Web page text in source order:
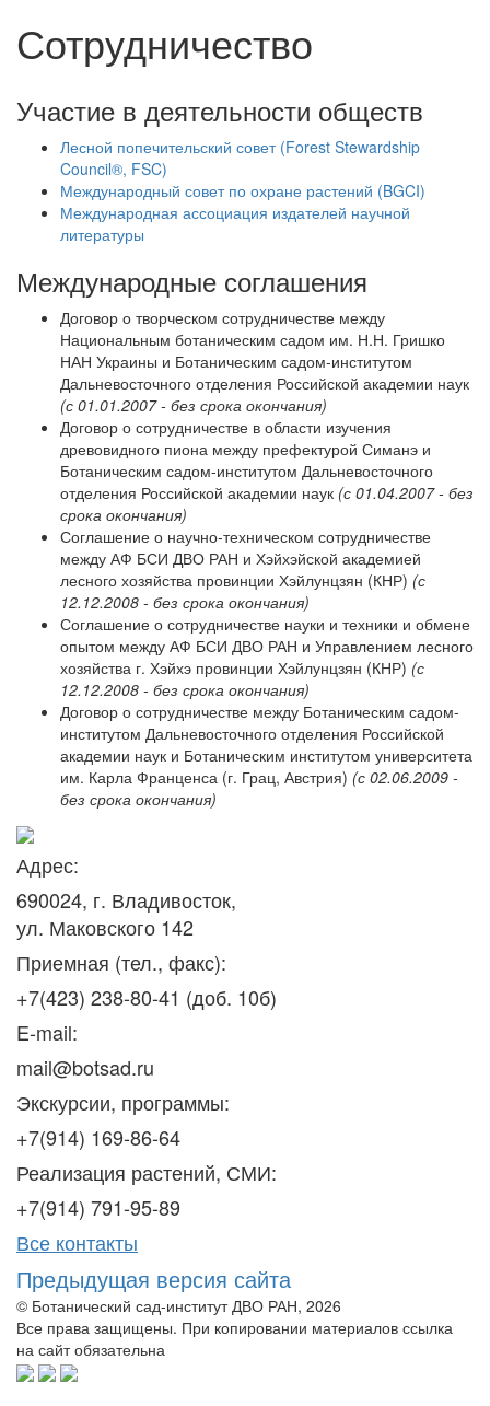
Сотрудничество
Участие в деятельности обществ
Лесной попечительский совет (Forest Stewardship
Council®, FSC)
Международный совет по охране растений (BGCI)
Международная ассоциация издателей научной
литературы
Международные соглашения
Договор о творческом сотрудничестве между
Национальным ботаническим садом им. Н.Н. Гришко
НАН Украины и Ботаническим садом-институтом
Дальневосточного отделения Российской академии наук
(с 01.01.2007 - без срока окончания)
Договор о сотрудничестве в области изучения
древовидного пиона между префектурой Симанэ и
Ботаническим садом-институтом Дальневосточного
отделения Российской академии наук (с 01.04.2007 - без
срока окончания)
Соглашение о научно-техническом сотрудничестве
между АФ БСИ ДВО РАН и Хэйхэйской академией
лесного хозяйства провинции Хэйлунцзян (КНР) (с
12.12.2008 - без срока окончания)
Соглашение о сотрудничестве науки и техники и обмене
опытом между АФ БСИ ДВО РАН и Управлением лесного
хозяйства г. Хэйхэ провинции Хэйлунцзян (КНР) (с
12.12.2008 - без срока окончания)
Договор о сотрудничестве между Ботаническим садом-
институтом Дальневосточного отделения Российской
академии наук и Ботаническим институтом университета
им. Карла Франценса (г. Грац, Австрия) (с 02.06.2009 -
без срока окончания)
Адрес:
690024, г. Владивосток,
ул. Маковского 142
Приемная (тел., факс):
+7(423) 238-80-41 (доб. 10б)
E-mail:
mail@botsad.ru
Экскурсии, программы:
+7(914) 169-86-64
Реализация растений, СМИ:
+7(914) 791-95-89
Все контакты
Предыдущая версия сайта
© Ботанический сад-институт ДВО РАН, 2026
Все права защищены. При копировании материалов ссылка
на сайт обязательна